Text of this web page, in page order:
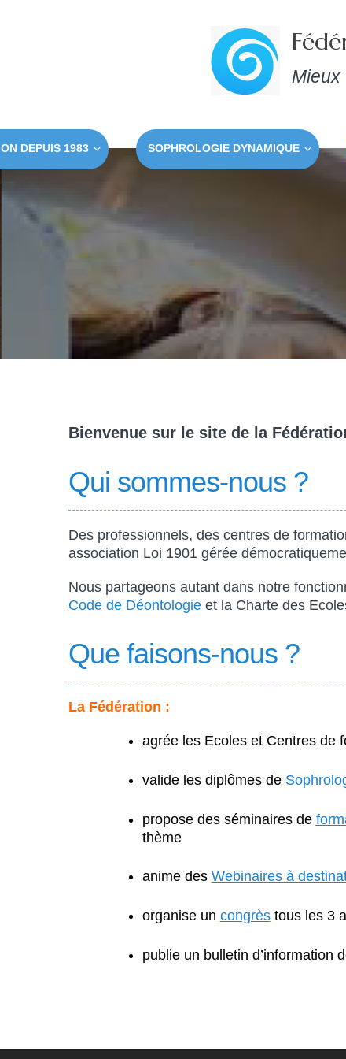
Mieux
DEPUIS 1983 SOPHROLOGIE DYNAMIQUE
Bienvenue sur le site de la
Qui sommes-nous ?
Des professionnels, des centres de
association Loi 1901 gérée
Nous partageons autant dans notre
Code de Déontologie et la Charte des
Que faisons-nous ?
La Fédération :
agrée les Ecoles et Centres de
valide les diplômes de
propose des séminaires de
thème
anime des Webinaires à
organise un congrèstous les 3
publie un bulletin d’information